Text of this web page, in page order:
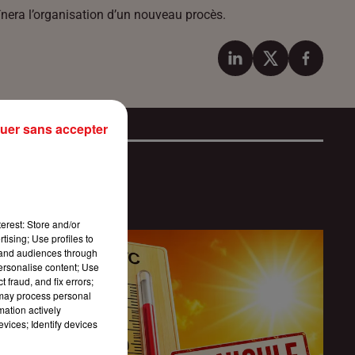
l’organisation d’un nouveau procès.
Store and/or
Use profiles to
audiences through
content; Use
fraud, and fix errors;
process personal
actively
Identify devices
sans accepter